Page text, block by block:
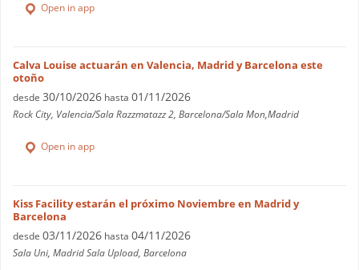
Open in app
Calva Louise actuarán en Valencia, Madrid y Barcelona este
otoño
desde 30/10/2026 hasta 01/11/2026
Rock City, Valencia/Sala Razzmatazz 2, Barcelona/Sala Mon,Madrid
Open in app
Kiss Facility estarán el próximo Noviembre en Madrid y
Barcelona
desde 03/11/2026 hasta 04/11/2026
Sala Uni, Madrid Sala Upload, Barcelona